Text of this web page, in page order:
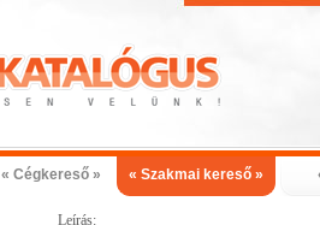
« Cégkereső » « Szakmai kereső »
Leírás: